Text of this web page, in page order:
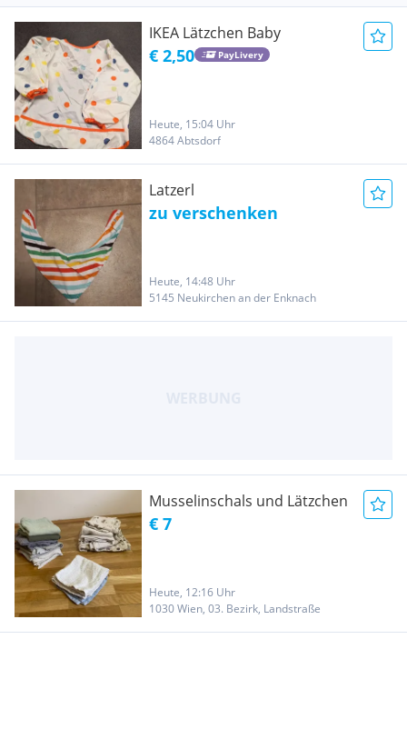
IKEA Lätzchen Baby
€ 2,50 PayLivery
Heute, 15:04 Uhr
4864 Abtsdorf
Latzerl
zu verschenken
Heute, 14:48 Uhr
5145 Neukirchen an der Enknach
Musselinschals und Lätzchen
€ 7
Heute, 12:16 Uhr
1030 Wien, 03. Bezirk, Landstraße